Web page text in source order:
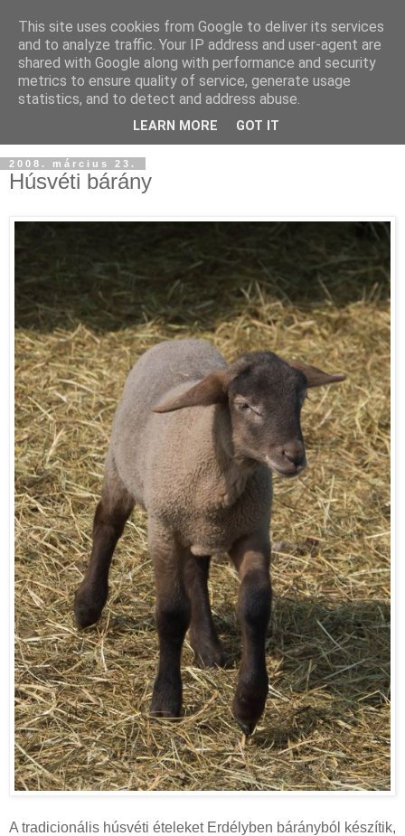
2008. március 23.
Húsvéti bárány
A tradicionális húsvéti ételeket Erdélyben bárányból készítik,
This site uses cookies from Google to deliver its services
and to analyze traffic. Your IP address and user-agent are
shared with Google along with performance and security
metrics to ensure quality of service, generate usage
statistics, and to detect and address abuse.
LEARN MORE GOT IT